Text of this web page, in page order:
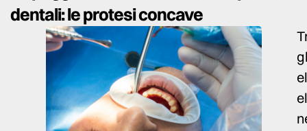
dentali: le protesi concave